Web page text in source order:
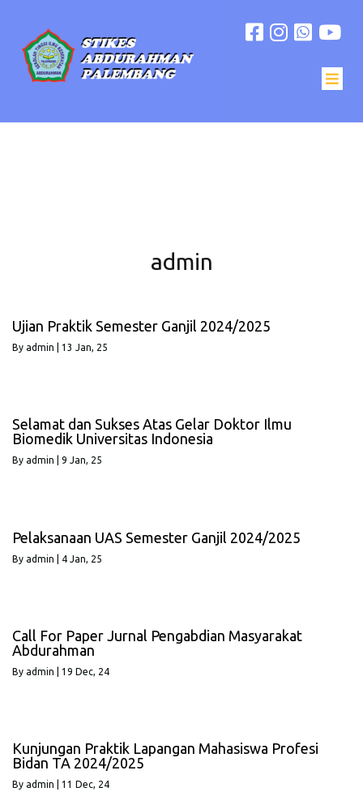
admin
Ujian Praktik Semester Ganjil 2024/2025
By admin 13 Jan, 25
Selamat dan Sukses Atas Gelar Doktor Ilmu
Biomedik Universitas Indonesia
By admin 9 Jan, 25
Pelaksanaan UAS Semester Ganjil 2024/2025
By admin 4 Jan, 25
Call For Paper Jurnal Pengabdian Masyarakat
Abdurahman
By admin 19 Dec, 24
Kunjungan Praktik Lapangan Mahasiswa Profesi
Bidan TA 2024/2025
By admin 11 Dec, 24